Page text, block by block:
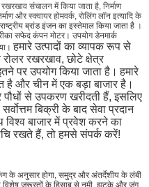
संचालन में किया जाता है, निर्माण
और स्क्वायर होमवर्क, रोलिंग लॉन इत्यादि के
ब्रांड इंजन का इस्तेमाल किया जाता है ।
सफेद कंपन मोटर। उपयोग डेनमार्क
हमारे उत्पादों का व्यापक रूप से
रखरखाव, छोटे क्षेत्र
पर उपयोग किया जाता है। हमारे
है और चीन में एक बड़ा बाजार है।
पौधों से उपकरण खरीदती हैं, इसलिए
बिक्री के बाद सेवा प्रदान
बाजार में प्रवेश करने का
रखते हैं, तो हमसे संपर्क करें!
के अनुसार होगा, समुद्र और अंतर्देशीय के लंबी
विशेष जरूरतों के हिसाब से नमी, झटके और जंग